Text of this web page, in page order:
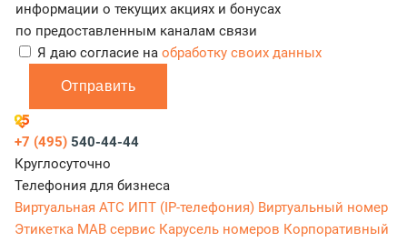
информации о текущих акциях и бонусах
по предоставленным каналам связи
Я даю согласие на обработку своих данных
Отправить
+7 (495) 540-44-44
Круглосуточно
Телефония для бизнеса
Виртуальная АТС ИПТ (IP-телефония) Виртуальный номер
Этикетка МАВ сервис Карусель номеров Корпоративный